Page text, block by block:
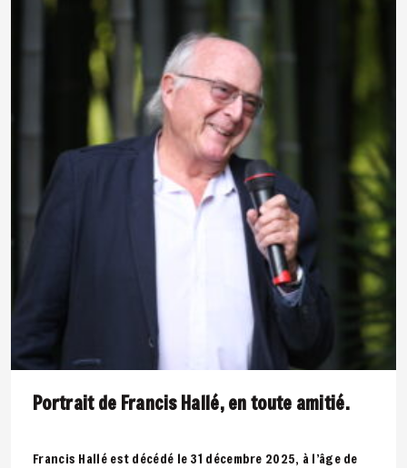
Portrait de Francis Hallé, en toute amitié.
Francis Hallé est décédé le 31 décembre 2025, à l’âge de